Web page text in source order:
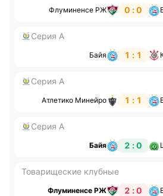
Флуминенсе РЖ 0 : 0
Серия А
Байя 1 : 1
Серия А
Атлетико Минейро 1 : 1
Серия А
Байя 2 : 0
Товарищеские клубные
Флуминенсе РЖ 2 : 0